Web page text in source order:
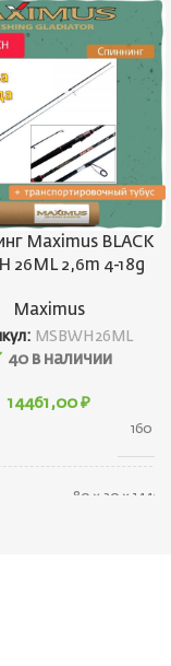
Maximus BLACK
26ML 2,6m 4-18g
Maximus
MSBWH26ML
40 в наличии
14461,00 ₽
160 г
80 × 30 × 1440